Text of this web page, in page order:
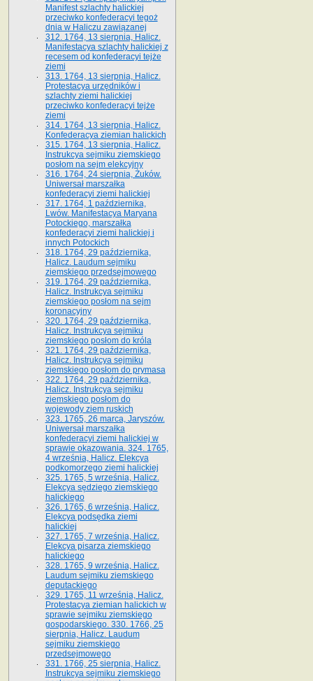
Manifest szlachty halickiej
przeciwko konfederacyi tegoż
dnia w Haliczu zawiązanej
312. 1764, 13 sierpnia, Halicz.
Manifestacya szlachty halickiej z
recesem od konfederacyi tejże
ziemi
313. 1764, 13 sierpnia, Halicz.
Protestacya urzędników i
szlachty ziemi halickiej
przeciwko konfederacyi tejże
ziemi
314. 1764, 13 sierpnia, Halicz.
Konfederacya ziemian halickich
315. 1764, 13 sierpnia, Halicz.
Instrukcya sejmiku ziemskiego
posłom na sejm elekcyjny
316. 1764, 24 sierpnia, Żuków.
Uniwersał marszałka
konfederacyi ziemi halickiej
317. 1764, 1 października,
Lwów. Manifestacya Maryana
Potockiego, marszałka
konfederacyi ziemi halickiej i
innych Potockich
318. 1764, 29 października,
Halicz. Laudum sejmiku
ziemskiego przedsejmowego
319. 1764, 29 października,
Halicz. Instrukcya sejmiku
ziemskiego posłom na sejm
koronacyjny
320. 1764, 29 października,
Halicz. Instrukcya sejmiku
ziemskiego posłom do króla
321. 1764, 29 października,
Halicz. Instrukcya sejmiku
ziemskiego posłom do prymasa
322. 1764, 29 października,
Halicz. Instrukcya sejmiku
ziemskiego posłom do
wojewody ziem ruskich
323. 1765, 26 marca, Jaryszów.
Uniwersał marszałka
konfederacyi ziemi halickiej w
sprawie okazowania. 324. 1765,
4 września, Halicz. Elekcya
podkomorzego ziemi halickiej
325. 1765, 5 września, Halicz.
Elekcya sędziego ziemskiego
halickiego
326. 1765, 6 września, Halicz.
Elekcya podsędka ziemi
halickiej
327. 1765, 7 września, Halicz.
Elekcya pisarza ziemskiego
halickiego
328. 1765, 9 września, Halicz.
Laudum sejmiku ziemskiego
deputackiego
329. 1765, 11 września, Halicz.
Protestacya ziemian halickich w
sprawie sejmiku ziemskiego
gospodarskiego. 330. 1766, 25
sierpnia, Halicz. Laudum
sejmiku ziemskiego
przedsejmowego
331. 1766, 25 sierpnia, Halicz.
Instrukcya sejmiku ziemskiego